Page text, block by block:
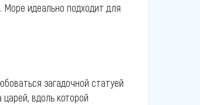
Море идеально подходит для
загадочной статуей
вдоль которой